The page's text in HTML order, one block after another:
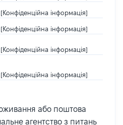
[Конфіденційна інформація]
[Конфіденційна інформація]
[Конфіденційна інформація]
[Конфіденційна інформація]
або поштова
агентство з питань